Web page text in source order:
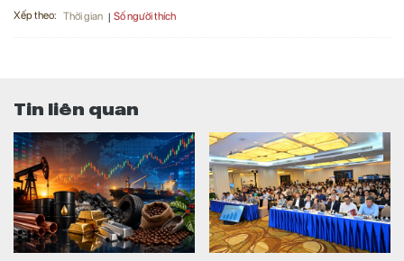
Xếp theo: Thời gian Số người thích
Tin liên quan